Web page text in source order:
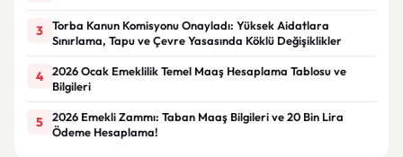
3
Torba Kanun Komisyonu Onayladı: Yüksek Aidatlara
Sınırlama, Tapu ve Çevre Yasasında Köklü Değişiklikler
4
2026 Ocak Emeklilik Temel Maaş Hesaplama Tablosu ve
Bilgileri
5
2026 Emekli Zammı: Taban Maaş Bilgileri ve 20 Bin Lira
Ödeme Hesaplama!